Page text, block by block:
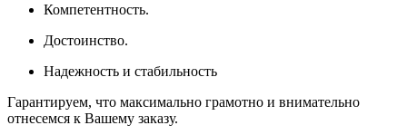
Компетентность.
Достоинство.
Надежность и стабильность
Гарантируем, что максимально грамотно и внимательно
отнесемся к Вашему заказу.